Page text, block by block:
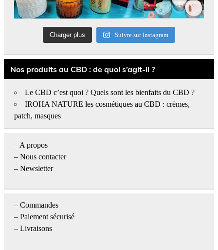
Charger plus Suivre sur Instagram
Nos produits au CBD : de quoi s’agit-il ?
Le CBD c’est quoi ? Quels sont les bienfaits du CBD ?
IROHA NATURE les cosmétiques au CBD : crèmes,
patch, masques
– A propos
– Nous contacter
– Newsletter
– Commandes
– Paiement sécurisé
– Livraisons